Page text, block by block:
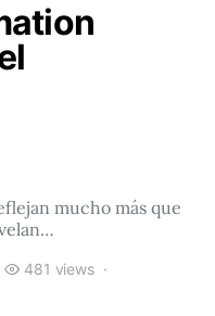
mucho más que
481 views